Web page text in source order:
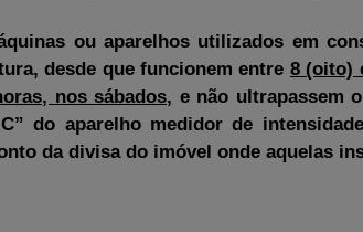
ou aparelhos utilizados em
desde que funcionem entre 8 (oito)
nos sábados, e não ultrapassem
do aparelho medidor de
da divisa do imóvel onde aquelas